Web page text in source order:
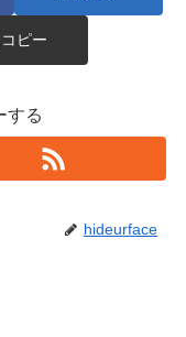
コピー
する
hideurface